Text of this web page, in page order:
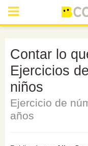
Contar lo
Ejercicios
niños
Ejercicio de
años